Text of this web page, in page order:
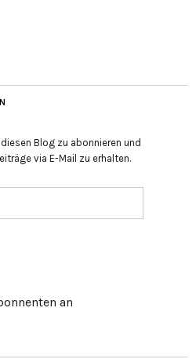
Blog zu abonnieren und
via E-Mail zu erhalten.
an